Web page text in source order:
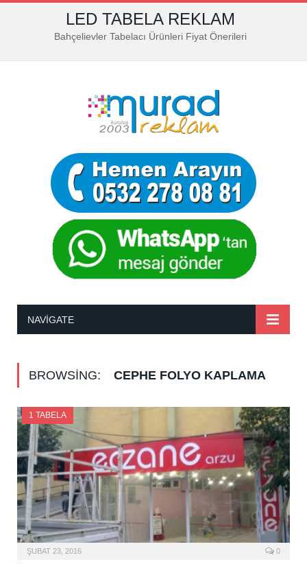
LED TABELA REKLAM
Bahçelievler Tabelacı Ürünleri Fiyat Önerileri
NAVIGATE
BROWSING: CEPHE FOLYO KAPLAMA
1 TABELA
ŞUBAT 23, 2016 0